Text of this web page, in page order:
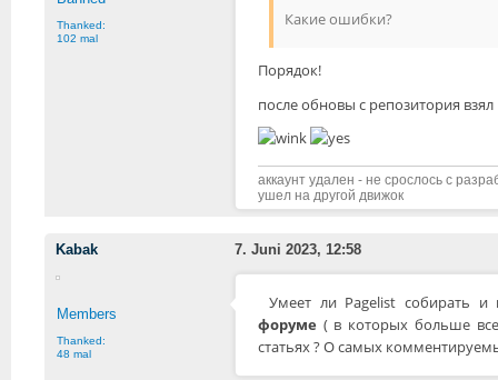
Thanked:
102 mal
Какие ошибки?
Порядок!
после обновы с репозитория
аккаунт удален - не срослось с
ушел на другой движок
Kabak 7. Juni 2023, 12:58
Members
Thanked:
48 mal
Умеет ли Pagelist собирать
форуме ( в которых больше
статьях ? О самых